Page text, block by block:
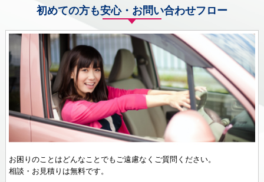
初めての方も安心・お問い合わせフロー
お困りのことはどんなことでもご遠慮なくご質問ください。
相談・お見積りは無料です。